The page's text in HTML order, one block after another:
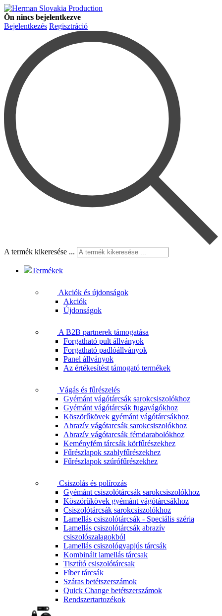
Ön nincs bejelentkezve
Bejelentkezés Regisztráció
A termék kikeresése ...
Termékek
Akciók és újdonságok
Akciók
Újdonságok
A B2B partnerek támogatása
Forgatható pult állványok
Forgatható padlóállványok
Panel állványok
Az értékesítést támogató termékek
Vágás és fűrészelés
Gyémánt vágótárcsák sarokcsiszolókhoz
Gyémánt vágótárcsák fugavágókhoz
Köszörűkövek gyémánt vágótárcsákhoz
Abrazív vágótarcsák sarokcsiszolókhoz
Abrazív vágótarcsák fémdarabolókhoz
Keményfém tárcsák körfűrészekhez
Fűrészlapok szablyfűrészekhez
Fűrészlapok szúrófűrészekhez
Csiszolás és polírozás
Gyémánt csiszolótárcsák sarokcsiszolókhoz
Köszörűkövek gyémánt vágótárcsákhoz
Csiszolótárcsák sarokcsiszolókhoz
Lamellás csiszolótárcsák - Speciális széria
Lamellás csiszolótárcsák abrazív
csiszolószalagokból
Lamellás csiszológyapjús tárcsák
Kombinált lamellás tárcsak
Tisztító csiszolótárcsak
Fíber tárcsák
Száras betétszerszámok
Quick Change betétszerszámok
Rendszertartozékok